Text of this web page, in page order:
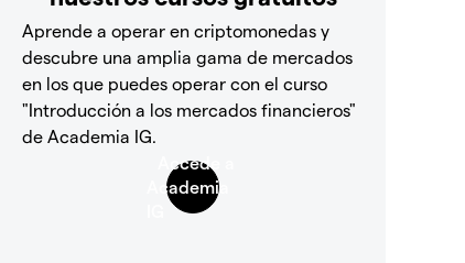
Aprende a operar en criptomonedas y
descubre una amplia gama de mercados
en los que puedes operar con el curso
"Introducción a los mercados financieros"
de Academia IG.